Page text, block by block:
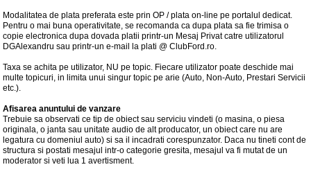
Modalitatea de plata preferata este prin OP / plata on-line pe portalul dedicat.
Pentru o mai buna operativitate, se recomanda ca dupa plata sa fie trimisa o
copie electronica dupa dovada platii printr-un Mesaj Privat catre utilizatorul
DGAlexandru sau printr-un e-mail la plati @ ClubFord.ro.
Taxa se achita pe utilizator, NU pe topic. Fiecare utilizator poate deschide mai
multe topicuri, in limita unui singur topic pe arie (Auto, Non-Auto, Prestari Servicii
etc.).
Afisarea anuntului de vanzare
Trebuie sa observati ce tip de obiect sau serviciu vindeti (o masina, o piesa
originala, o janta sau unitate audio de alt producator, un obiect care nu are
legatura cu domeniul auto) si sa il incadrati corespunzator. Daca nu tineti cont de
structura si postati mesajul intr-o categorie gresita, mesajul va fi mutat de un
moderator si veti lua 1 avertisment.